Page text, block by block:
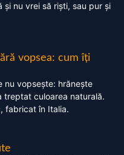
nu vrei să riști, sau pur și
vopsea: cum îți
nu vopsește: hrănește
treptat culoarea naturală.
fabricat în Italia.